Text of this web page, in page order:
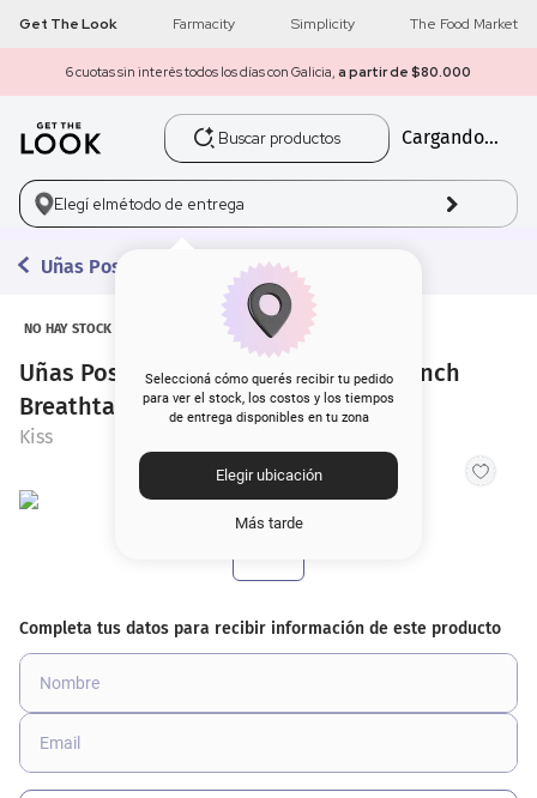
Get The Look Farmacity Simplicity The Food Market
6 cuotas sin interés todos los días con Galicia, a partir de $80.000
Buscar productos
Cargando...
Elegí elmétodo de entrega
Seleccioná cómo querés recibir tu pedido
para ver el stock, los costos y los tiempos
de entrega disponibles en tu zona
Elegir ubicación
Más tarde
Uñas Postizas
NO HAY STOCK
Uñas Postizas Glue On Kiss Nude French
Breathtaking
Kiss
1 get the look
2 máscara pestañas
3. loreal
5 corrector
10. nyx